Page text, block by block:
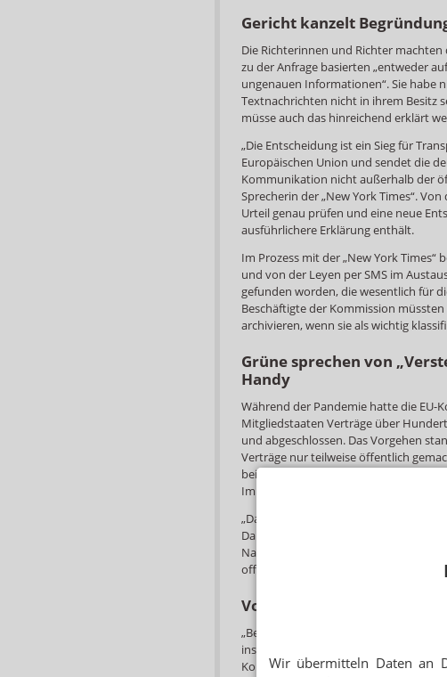
Wir übermitteln Daten an
Gericht kanzelt
Die Richterinnen und Richter
zu der Anfrage basierten „entweder
ungenauen Informationen“. Sie habe
Textnachrichten nicht in ihrem Besitz
müsse auch das hinreichend erklärt
„Die Entscheidung ist ein Sieg für
Europäischen Union und sendet die
Kommunikation nicht außerhalb der
Sprecherin der „New York Times“.
Urteil genau prüfen und eine neue
ausführlichere Erklärung enthält.
Im Prozess mit der „New York
und von der Leyen per SMS im
gefunden worden, die wesentlich für
Beschäftigte der Kommission
archivieren, wenn sie als wichtig
Grüne sprechen von
Handy
Während der Pandemie hatte die EU-
Mitgliedstaaten Verträge über
und abgeschlossen. Das Vorgehen
Verträge nur teilweise öffentlich
bei der Lieferung des Impfstoffs gab.
Impfstoff gerieten auch in das Visier
„Das Versteckspiel auf von der Leyens
Daniel Freund, der für die Grünen im
Nachrichten müssen systematisch
offengelegt werden.“
Von der Leyens SMS nicht
„Bei diesem Urteil geht es um mehr
institutionelle Rechenschaftspflicht
Kommission schmerzlich vermissen